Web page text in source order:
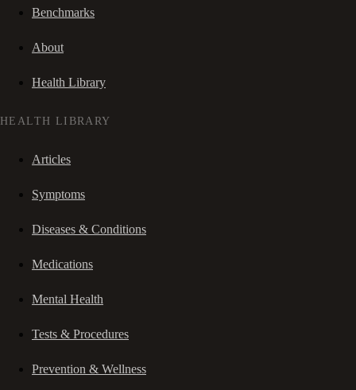
Benchmarks
About
Health Library
HEALTH LIBRARY
Articles
Symptoms
Diseases & Conditions
Medications
Mental Health
Tests & Procedures
Prevention & Wellness